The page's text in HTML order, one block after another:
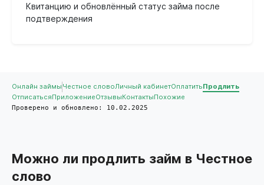
Квитанцию и обновлённый статус займа после
подтверждения
Онлайн займы Честное словоЛичный кабинетОплатить Продлить
Отписаться ПриложениеОтзывы Контакты Похожие
Проверено и обновлено: 10.02.2025
Можно ли продлить займ в Честное
слово